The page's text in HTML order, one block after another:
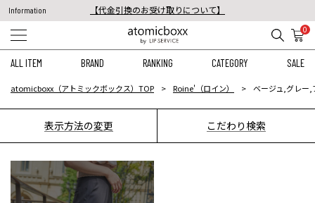
Information
【代金引換のお受け取りについて】
税込11,000円以上のご注文で送料無料！
0
ALL ITEM BRAND RANKING CATEGORY SALE
atomicboxx（アトミックボックス）TOP Roine'（ロイン） ベージュ,グレー,
表示方法の変更 こだわり検索